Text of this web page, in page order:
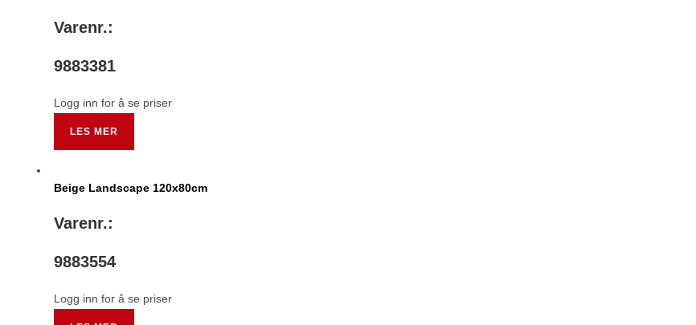
Varenr.:
9883381
Logg inn for å se priser
LES MER
Beige Landscape 120x80cm
Varenr.:
9883554
Logg inn for å se priser